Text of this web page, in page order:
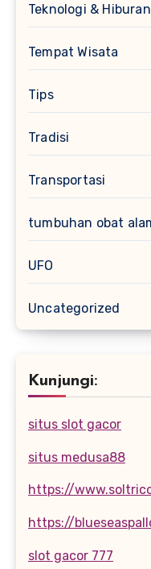
Teknologi &
Tempat Wisata
Tips
Tradisi
Transportasi
tumbuhan obat
UFO
Uncategorized
Kunjungi:
situs slot gacor
situs medusa88
https://
https://
slot gacor 777